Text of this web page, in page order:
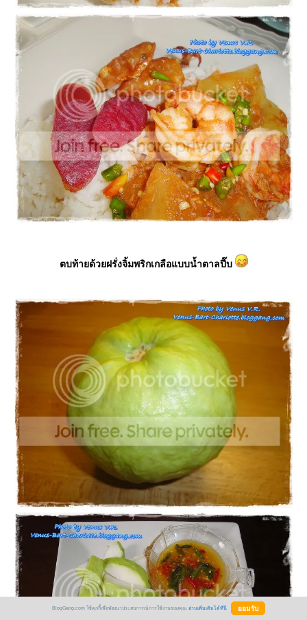
ตบท้ายด้วยฝรั่งจิ้มพริกเกลือแบบน้ำตาลปี๊บ
BlogGang.com ใช้คุกกี้เพื่อพัฒนาประสบการณ์การใช้งานของคุณ อ่านเพิ่มเติมได้ที่นี่